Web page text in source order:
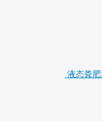
液态粪